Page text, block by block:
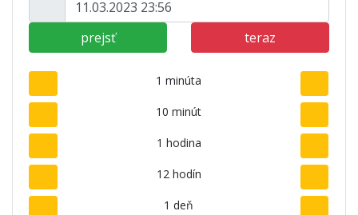
prejsť teraz
1 minúta
10 minút
1 hodina
12 hodín
1 deň